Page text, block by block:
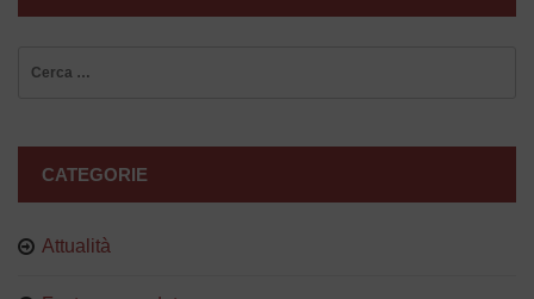
CATEGORIE
Attualità